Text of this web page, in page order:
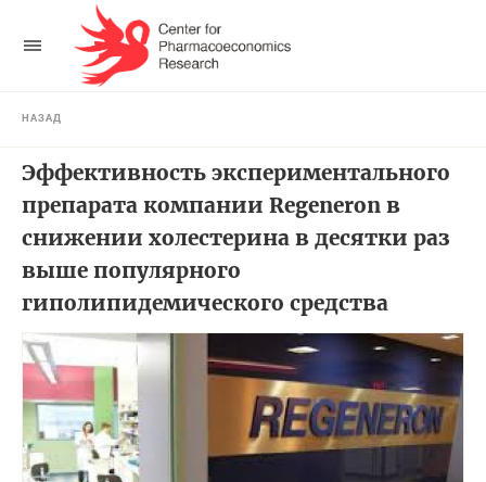
НАЗАД
Эффективность экспериментального
препарата компании Regeneron в
снижении холестерина в десятки раз
выше популярного
гиполипидемического средства